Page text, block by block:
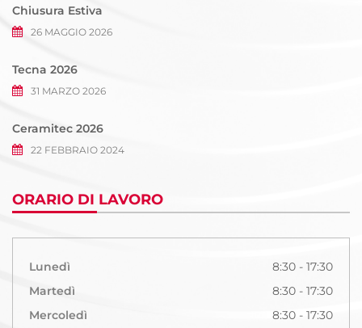
Chiusura Estiva
26 MAGGIO 2026
Tecna 2026
31 MARZO 2026
Ceramitec 2026
22 FEBBRAIO 2024
ORARIO DI LAVORO
Lunedì
8:30 - 17:30
Martedì
8:30 - 17:30
Mercoledì
8:30 - 17:30